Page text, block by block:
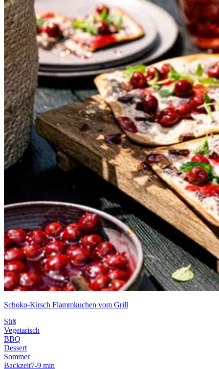
Schoko-Kirsch Flammkuchen vom Grill
Süß
Vegetarisch
BBQ
Dessert
Sommer
Backzeit7-9 min